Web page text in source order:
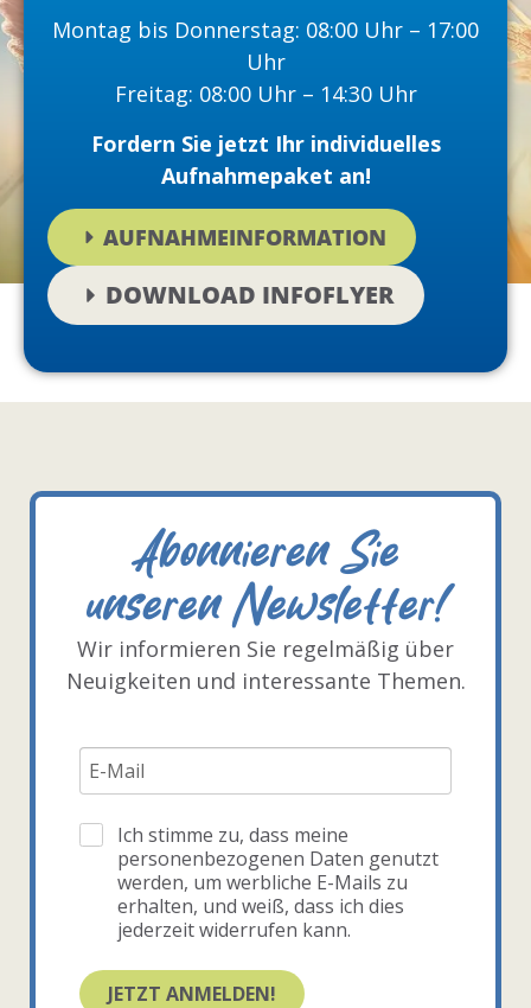
Montag bis Donnerstag: 08:00 Uhr – 17:00
Uhr
Freitag: 08:00 Uhr – 14:30 Uhr
Fordern Sie jetzt Ihr individuelles
Aufnahmepaket an!
AUFNAHMEINFORMATION
DOWNLOAD INFOFLYER
Abonnieren Sie
unseren Newsletter!
Wir informieren Sie regelmäßig über
Neuigkeiten und interessante Themen.
Ich stimme zu, dass meine
personenbezogenen Daten genutzt
werden, um werbliche E-Mails zu
erhalten, und weiß, dass ich dies
jederzeit widerrufen kann.
JETZT ANMELDEN!